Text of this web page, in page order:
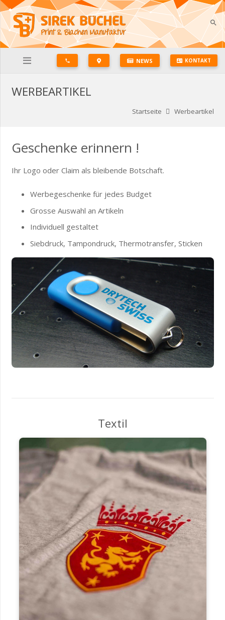
search
phone NEWS KONTAKT
WERBEARTIKEL
Startseite Werbeartikel
Geschenke erinnern !
Ihr Logo oder Claim als bleibende Botschaft.
Werbegeschenke für jedes Budget
Grosse Auswahl an Artikeln
Individuell gestaltet
Siebdruck, Tampondruck, Thermotransfer, Sticken
Textil